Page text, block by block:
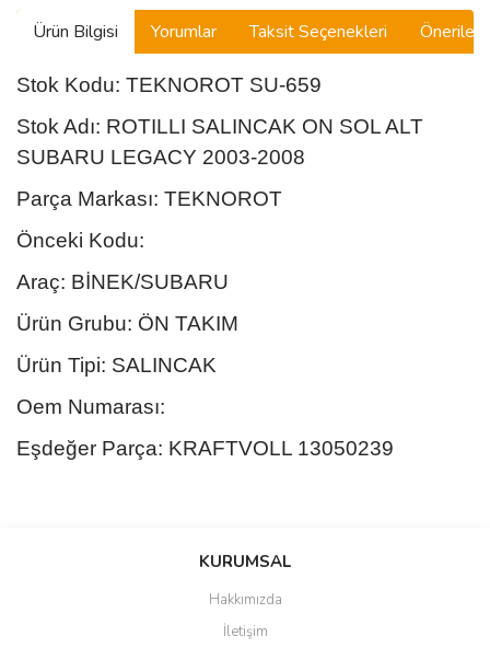
Ürün Bilgisi Yorumlar Taksit Seçenekleri
Stok Kodu: TEKNOROT SU-659
Stok Adı: ROTILLI SALINCAK ON SOL ALT
SUBARU LEGACY 2003-2008
Parça Markası: TEKNOROT
Önceki Kodu:
Araç: BİNEK/SUBARU
Ürün Grubu: ÖN TAKIM
Ürün Tipi: SALINCAK
Oem Numarası:
Eşdeğer Parça: KRAFTVOLL 13050239
Bu ürüne ilk yorumu siz yapın!
Yorum Yaz
Ürün resmi kalitesiz, bozuk veya görüntülenemiyor.
KURUMSAL
Hakkımızda
İletişim